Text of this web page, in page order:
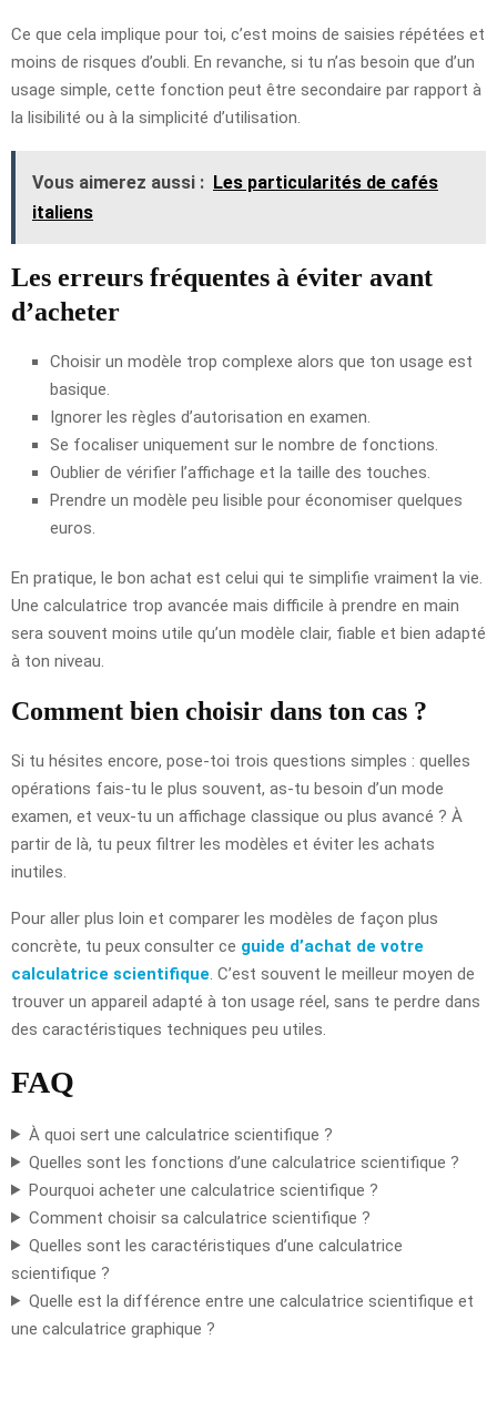
Ce que cela implique pour toi, c’est moins de saisies répétées et
moins de risques d’oubli. En revanche, si tu n’as besoin que d’un
usage simple, cette fonction peut être secondaire par rapport à
la lisibilité ou à la simplicité d’utilisation.
Vous aimerez aussi : Les particularités de cafés
italiens
Les erreurs fréquentes à éviter avant
d’acheter
Choisir un modèle trop complexe alors que ton usage est
basique.
Ignorer les règles d’autorisation en examen.
Se focaliser uniquement sur le nombre de fonctions.
Oublier de vérifier l’affichage et la taille des touches.
Prendre un modèle peu lisible pour économiser quelques
euros.
En pratique, le bon achat est celui qui te simplifie vraiment la vie.
Une calculatrice trop avancée mais difficile à prendre en main
sera souvent moins utile qu’un modèle clair, fiable et bien adapté
à ton niveau.
Comment bien choisir dans ton cas ?
Si tu hésites encore, pose-toi trois questions simples : quelles
opérations fais-tu le plus souvent, as-tu besoin d’un mode
examen, et veux-tu un affichage classique ou plus avancé ? À
partir de là, tu peux filtrer les modèles et éviter les achats
inutiles.
Pour aller plus loin et comparer les modèles de façon plus
concrète, tu peux consulter ce guide d’achat de votre
calculatrice scientifique . C’est souvent le meilleur moyen de
trouver un appareil adapté à ton usage réel, sans te perdre dans
des caractéristiques techniques peu utiles.
FAQ
À quoi sert une calculatrice scientifique ?
Quelles sont les fonctions d’une calculatrice scientifique ?
Pourquoi acheter une calculatrice scientifique ?
Comment choisir sa calculatrice scientifique ?
Quelles sont les caractéristiques d’une calculatrice
scientifique ?
Quelle est la différence entre une calculatrice scientifique et
une calculatrice graphique ?